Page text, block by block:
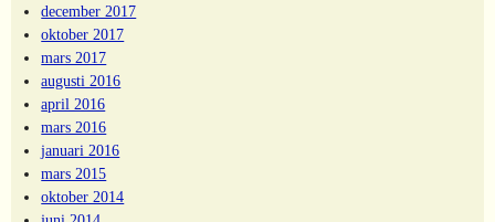
december 2017
oktober 2017
mars 2017
augusti 2016
april 2016
mars 2016
januari 2016
mars 2015
oktober 2014